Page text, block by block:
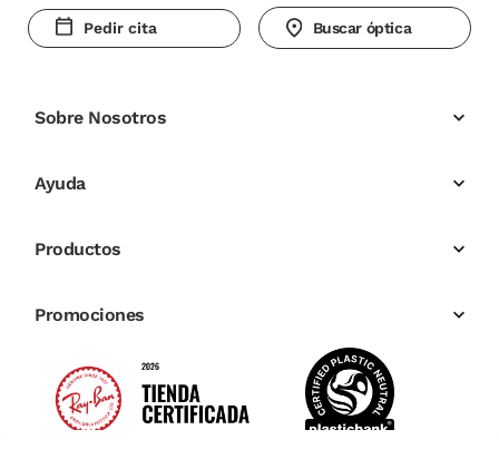
Pedir cita Buscar óptica
Sobre Nosotros
Ayuda
Productos
Promociones